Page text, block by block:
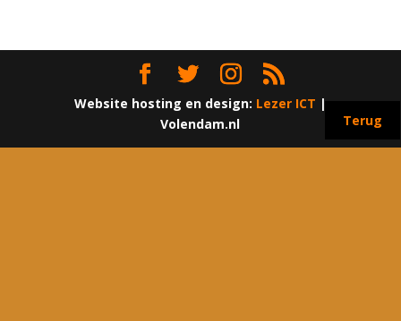
Terug
Website hosting en design: Lezer ICT |
Volendam.nl